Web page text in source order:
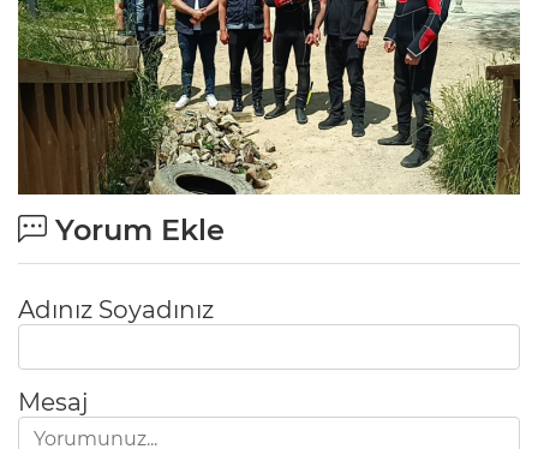
Yorum Ekle
Adınız Soyadınız
Mesaj